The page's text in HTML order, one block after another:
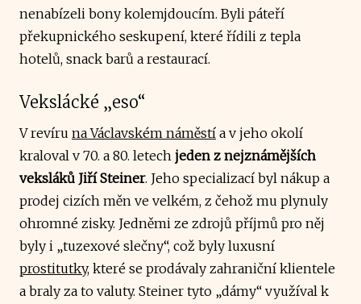
nenabízeli bony kolemjdoucím. Byli páteří
překupnického seskupení, které řídili z tepla
hotelů, snack barů a restaurací.
Vekslácké „eso“
V revíru na Václavském náměstí a v jeho okolí
kraloval v 70. a 80. letech jeden z nejznámějších
veksláků Jiří Steiner. Jeho specializací byl nákup a
prodej cizích měn ve velkém, z čehož mu plynuly
ohromné zisky. Jedněmi ze zdrojů příjmů pro něj
byly i „tuzexové slečny“, což byly luxusní
prostitutky, které se prodávaly zahraniční klientele
a braly za to valuty. Steiner tyto „dámy“ využíval k